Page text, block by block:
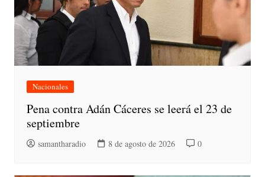
Nacionales
Pena contra Adán Cáceres se leerá el 23 de
septiembre
samantharadio 8 de agosto de 2026 0